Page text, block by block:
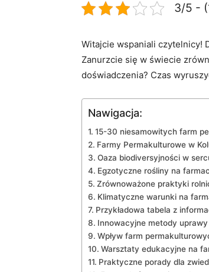
3/5 -
Witajcie wspaniali⁢ czytelnicy!
⁣Zanurzcie się w​ świecie
doświadczenia?⁢ Czas
Nawigacja:
15-30 niesamowitych ‌farm⁣
Farmy Permakulturowe w
Oaza biodiversyjności w
Egzotyczne rośliny na‌
Zrównoważone ​praktyki
Klimatyczne warunki na
Przykładowa tabela z
Innowacyjne⁢ metody
Wpływ farm
Warsztaty edukacyjne na
Praktyczne porady ⁤dla